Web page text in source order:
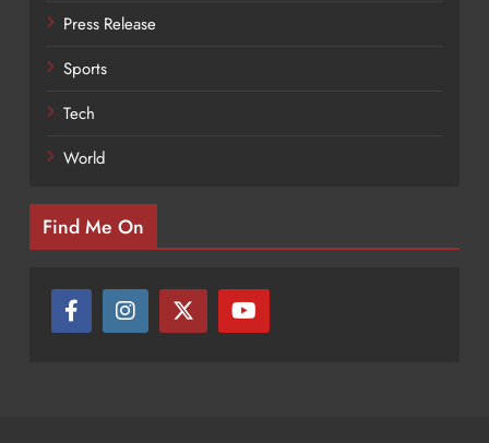
Press Release
Sports
Tech
World
Find Me On